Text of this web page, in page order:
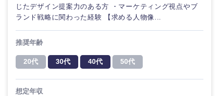
じたデザイン提案力のある方 ・マーケティング視点やブ
ランド戦略に関わった経験 【求める人物像...
推奨年齢
20代 30代 40代 50代
想定年収